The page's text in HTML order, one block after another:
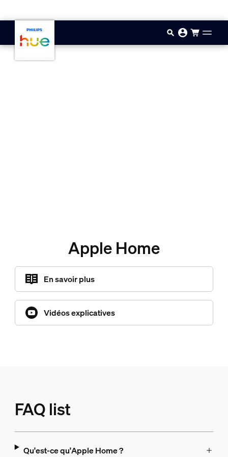
Apple Home
En savoir plus
Vidéos explicatives
FAQ list
Qu'est-ce qu'Apple Home ?